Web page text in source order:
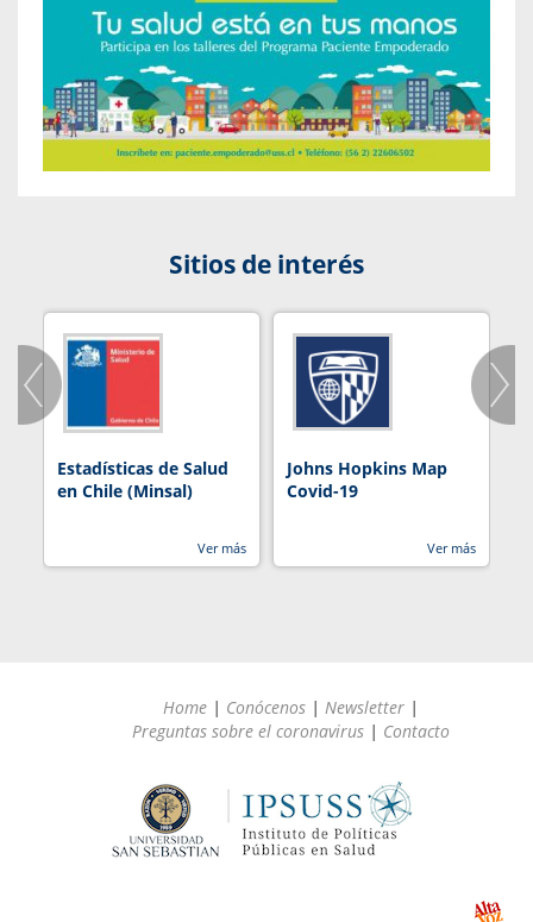
Sitios de interés
Estadísticas de Salud
en Chile (Minsal)
Ver más
Johns Hopkins Map
Covid-19
Ver más
Home | Conócenos | Newsletter |
Preguntas sobre el coronavirus | Contacto